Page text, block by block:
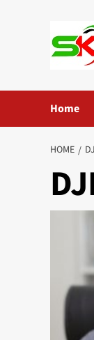
Home
HOME